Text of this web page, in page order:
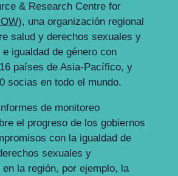
& Research Centre for
), una organización regional
salud y derechos sexuales y
igualdad de género con
países de Asia-Pacífico, y
socias en todo el mundo.
de monitoreo
el progreso de los gobiernos
con la igualdad de
sexuales y
la región, por ejemplo, la